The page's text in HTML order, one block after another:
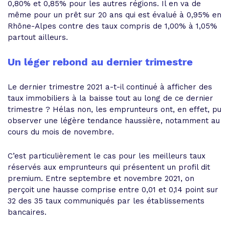
0,80% et 0,85% pour les autres régions. Il en va de
même pour un prêt sur 20 ans qui est évalué à 0,95% en
Rhône-Alpes contre des taux compris de 1,00% à 1,05%
partout ailleurs.
Un léger rebond au dernier trimestre
Le dernier trimestre 2021 a-t-il continué à afficher des
taux immobiliers à la baisse tout au long de ce dernier
trimestre ? Hélas non, les emprunteurs ont, en effet, pu
observer une légère tendance haussière, notamment au
cours du mois de novembre.
C’est particulièrement le cas pour les meilleurs taux
réservés aux emprunteurs qui présentent un profil dit
premium. Entre septembre et novembre 2021, on
perçoit une hausse comprise entre 0,01 et 0,14 point sur
32 des 35 taux communiqués par les établissements
bancaires.